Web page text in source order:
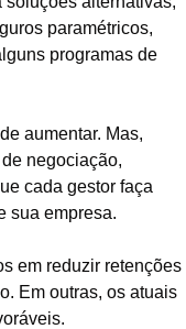
paramétricos,
programas de
aumentar. Mas,
negociação,
cada gestor faça
sua empresa.
em reduzir retenções
Em outras, os atuais